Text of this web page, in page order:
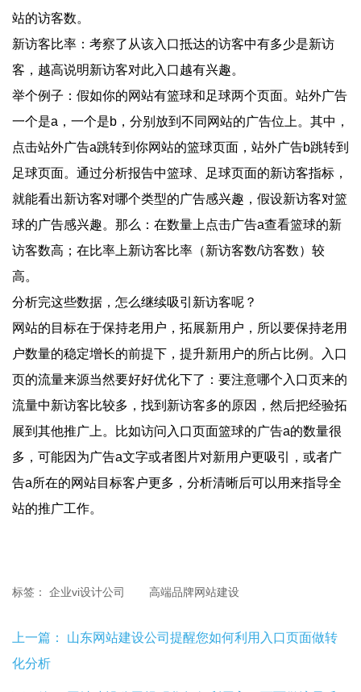
站的访客数。
新访客比率：考察了从该入口抵达的访客中有多少是新访
客，越高说明新访客对此入口越有兴趣。
举个例子：假如你的网站有篮球和足球两个页面。站外广告
一个是a，一个是b，分别放到不同网站的广告位上。其中，
点击站外广告a跳转到你网站的篮球页面，站外广告b跳转到
足球页面。通过分析报告中篮球、足球页面的新访客指标，
就能看出新访客对哪个类型的广告感兴趣，假设新访客对篮
球的广告感兴趣。那么：在数量上点击广告a查看篮球的新
访客数高；在比率上新访客比率（新访客数/访客数）较
高。
分析完这些数据，怎么继续吸引新访客呢？
网站的目标在于保持老用户，拓展新用户，所以要保持老用
户数量的稳定增长的前提下，提升新用户的所占比例。入口
页的流量来源当然要好好优化下了：要注意哪个入口页来的
流量中新访客比较多，找到新访客多的原因，然后把经验拓
展到其他推广上。比如访问入口页面篮球的广告a的数量很
多，可能因为广告a文字或者图片对新用户更吸引，或者广
告a所在的网站目标客户更多，分析清晰后可以用来指导全
站的推广工作。
标签： 企业vi设计公司 高端品牌网站建设
上一篇：
山东网站建设公司提醒您如何利用入口页面做转
化分析